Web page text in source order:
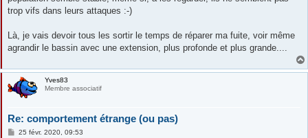
trop vifs dans leurs attaques :-)
Là, je vais devoir tous les sortir le temps de réparer ma fuite, voir même
agrandir le bassin avec une extension, plus profonde et plus grande....
Yves83
Membre associatif
Re: comportement étrange (ou pas)
M25 févr. 2020, 09:53